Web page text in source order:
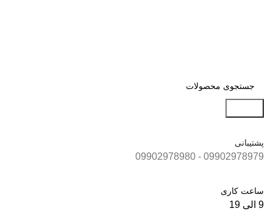
پشتیبانی
09902978979 - 09902978980
ساعت کاری
9 الی 19